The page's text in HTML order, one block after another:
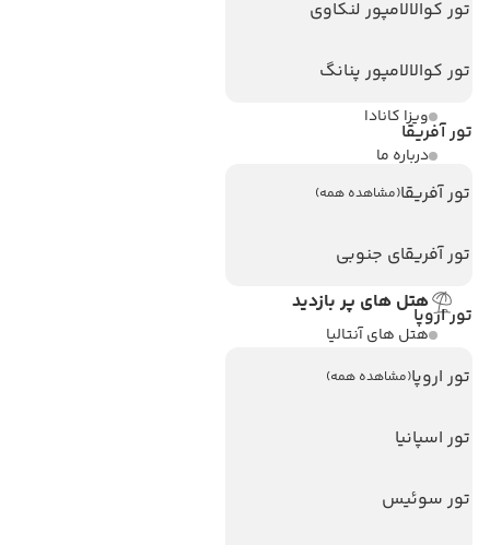
تور کوالالامپور لنکاوی
تور کوالالامپور پنانگ
تور آفریقا
تور آفریقا(مشاهده همه)
تور آفریقای جنوبی
تور اروپا
تور اروپا(مشاهده همه)
تور اسپانیا
تور سوئیس
ویزا
ویزا کانادا
درباره ما
تماس با ما
هتل های پر بازدید
هتل های آنتالیا
هتل های استانبول
هتل های اندونزی
هتل های سریلانکا